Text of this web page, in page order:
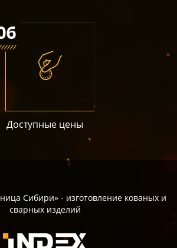
Доступные цены
Сибири» - изготовление кованых и
сварных изделий